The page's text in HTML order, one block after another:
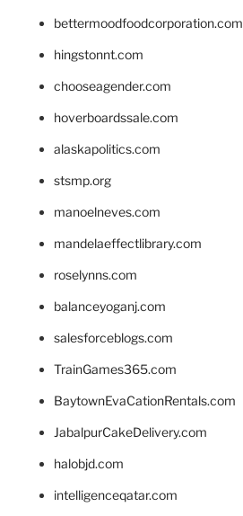
bettermoodfoodcorporation.com
hingstonnt.com
chooseagender.com
hoverboardssale.com
alaskapolitics.com
stsmp.org
manoelneves.com
mandelaeffectlibrary.com
roselynns.com
balanceyoganj.com
salesforceblogs.com
TrainGames365.com
BaytownEvaCationRentals.com
JabalpurCakeDelivery.com
halobjd.com
intelligenceqatar.com